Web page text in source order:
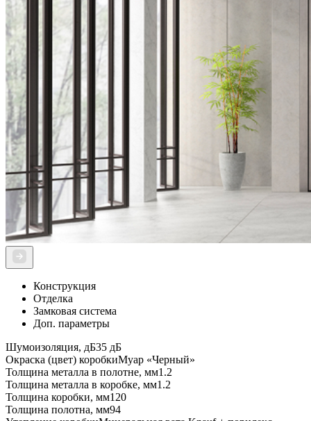
Конструкция
Отделка
Замковая система
Доп. параметры
Шумоизоляция, дБ35 дБ
Окраска (цвет) коробкиМуар «Черный»
Толщина металла в полотне, мм1.2
Толщина металла в коробке, мм1.2
Толщина коробки, мм120
Толщина полотна, мм94